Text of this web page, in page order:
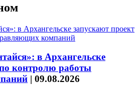
в Архангельске
контролю работы
| 09.08.2026